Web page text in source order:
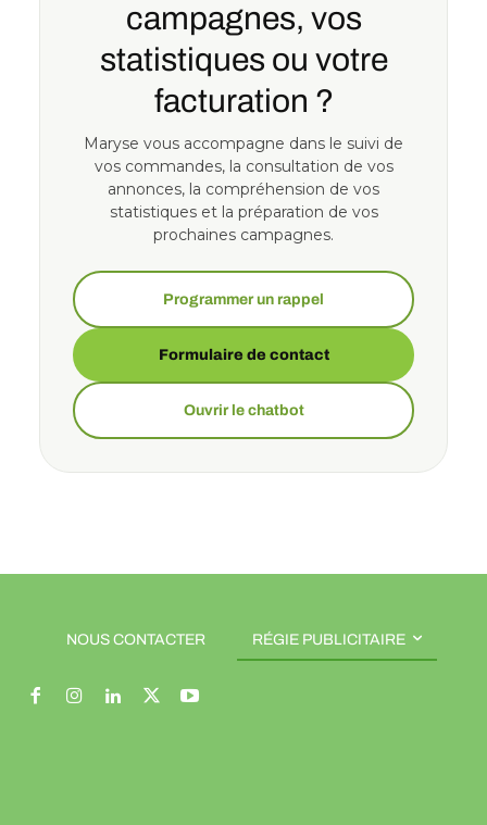
campagnes, vos
statistiques ou votre
facturation ?
Maryse vous accompagne dans le suivi de
vos commandes, la consultation de vos
annonces, la compréhension de vos
statistiques et la préparation de vos
prochaines campagnes.
Programmer un rappel
Formulaire de contact
Ouvrir le chatbot
NOUS CONTACTER RÉGIE PUBLICITAIRE